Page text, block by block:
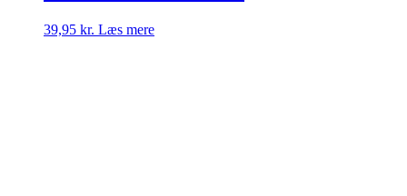
39,95 kr. Læs mere